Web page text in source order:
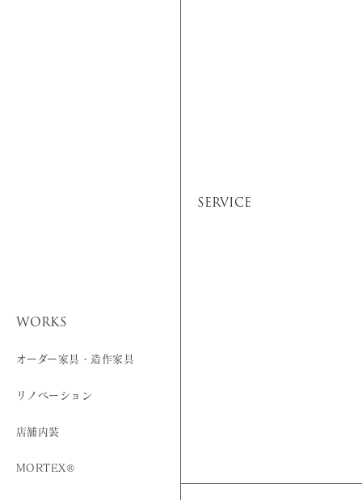
WORKS
オーダー家具・造作家具
リノベーション
店舗内装
MORTEX®
SERVICE